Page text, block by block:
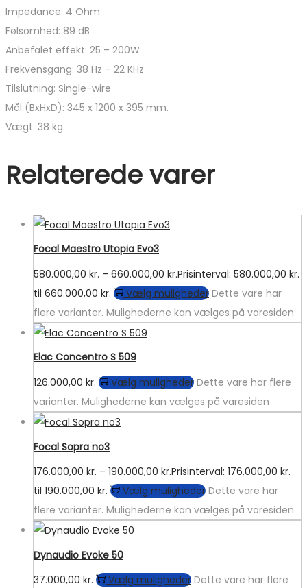
Impedance: 4 Ohm
Følsomhed: 89 dB
Anbefalet effekt: 25 – 200W
Frekvensgang: 38 Hz – 22 KHz
Tilslutning: Single-wire
Mål (BxHxD): 345 x 1200 x 395 mm.
Vægt: 38 kg.
Relaterede varer
Focal Maestro Utopia Evo3
580.000,00 kr. – 660.000,00 kr.Prisinterval: 580.000,00 kr.
til 660.000,00 kr.
Vælg muligheder Dette vare har
flere varianter. Mulighederne kan vælges på varesiden
Elac Concentro S 509
126.000,00 kr. Vælg muligheder Dette vare har flere
varianter. Mulighederne kan vælges på varesiden
Focal Sopra no3
176.000,00 kr. – 190.000,00 kr.Prisinterval: 176.000,00 kr.
til 190.000,00 kr.
Vælg muligheder Dette vare har
flere varianter. Mulighederne kan vælges på varesiden
Dynaudio Evoke 50
37.000,00 kr. Vælg muligheder Dette vare har flere